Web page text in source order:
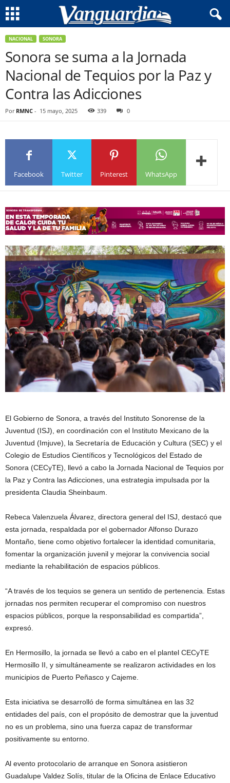
NACIONAL SONORA
Sonora se suma a la Jornada
Nacional de Tequios por la Paz y
Contra las Adicciones
Por RMNC - 15 mayo, 2025 339 0
Facebook Twitter Pinterest WhatsApp
El Gobierno de Sonora, a través del Instituto Sonorense de la
Juventud (ISJ), en coordinación con el Instituto Mexicano de la
Juventud (Imjuve), la Secretaría de Educación y Cultura (SEC) y el
Colegio de Estudios Científicos y Tecnológicos del Estado de
Sonora (CECyTE), llevó a cabo la Jornada Nacional de Tequios por
la Paz y Contra las Adicciones, una estrategia impulsada por la
presidenta Claudia Sheinbaum.
Rebeca Valenzuela Álvarez, directora general del ISJ, destacó que
esta jornada, respaldada por el gobernador Alfonso Durazo
Montaño, tiene como objetivo fortalecer la identidad comunitaria,
fomentar la organización juvenil y mejorar la convivencia social
mediante la rehabilitación de espacios públicos.
“A través de los tequios se genera un sentido de pertenencia. Estas
jornadas nos permiten recuperar el compromiso con nuestros
espacios públicos, porque la responsabilidad es compartida”,
expresó.
En Hermosillo, la jornada se llevó a cabo en el plantel CECyTE
Hermosillo II, y simultáneamente se realizaron actividades en los
municipios de Puerto Peñasco y Cajeme.
Esta iniciativa se desarrolló de forma simultánea en las 32
entidades del país, con el propósito de demostrar que la juventud
no es un problema, sino una fuerza capaz de transformar
positivamente su entorno.
Al evento protocolario de arranque en Sonora asistieron
Guadalupe Valdez Solís, titular de la Oficina de Enlace Educativo